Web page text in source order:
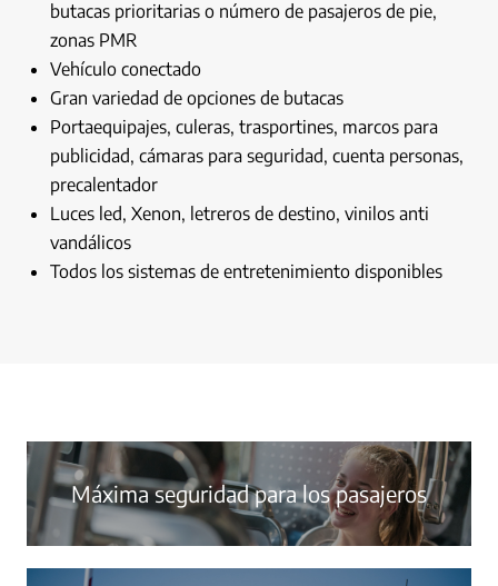
butacas prioritarias o número de pasajeros de pie,
zonas PMR
Vehículo conectado
Gran variedad de opciones de butacas
Portaequipajes, culeras, trasportines, marcos para
publicidad, cámaras para seguridad, cuenta personas,
precalentador
Luces led, Xenon, letreros de destino, vinilos anti
vandálicos
Todos los sistemas de entretenimiento disponibles
Máxima seguridad para los pasajeros